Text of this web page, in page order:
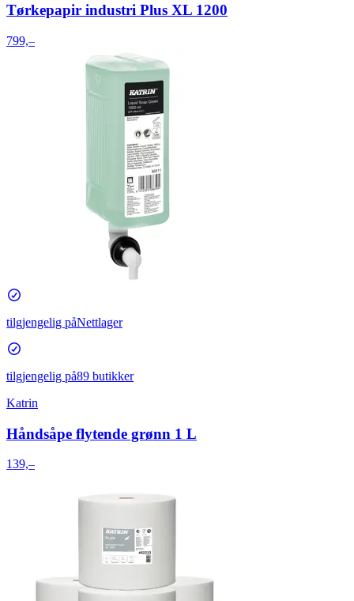
Tørkepapir industri Plus XL 1200
799,–
tilgjengelig påNettlager
tilgjengelig på89 butikker
Katrin
Håndsåpe flytende grønn 1 L
139,–